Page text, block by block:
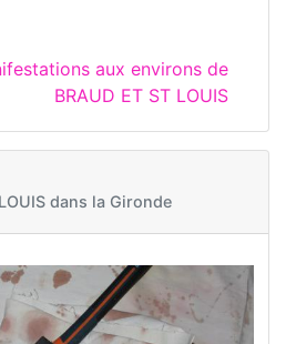
aux environs de
BRAUD ET ST LOUIS
dans la Gironde